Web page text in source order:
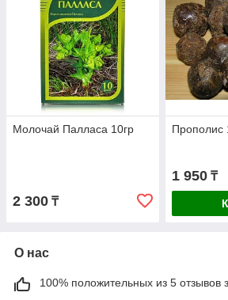
Молочай Палласа 10гр
2 300 ₸
Прополис
1 950₸
О нас
100% положительных из 5 отзывов